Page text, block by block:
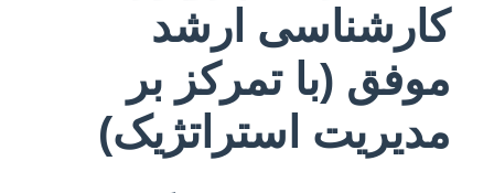
کارشناسی ارشد
موفق (با تمرکز بر
مدیریت استراتژیک)